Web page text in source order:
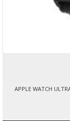
APPLE WATCH